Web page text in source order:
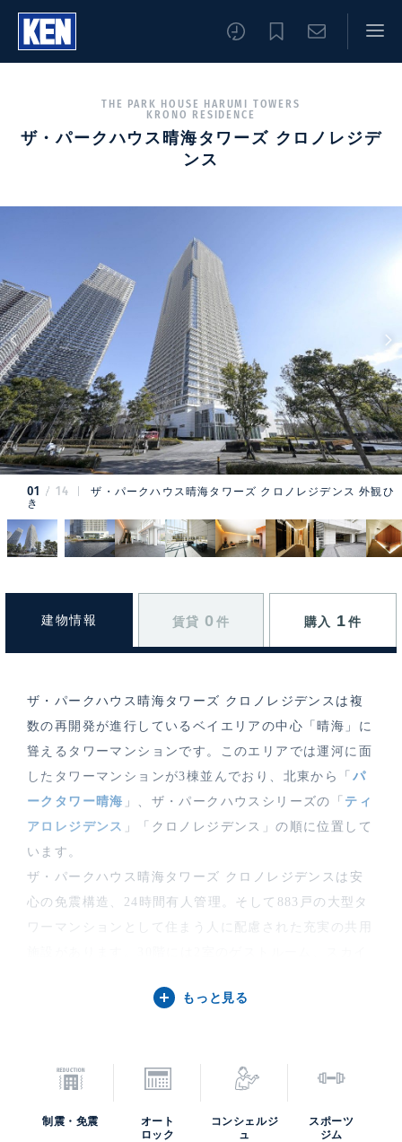
THE PARK HOUSE HARUMI TOWERS
KRONO RESIDENCE
ザ・パークハウス晴海タワーズ クロノレジデ
ンス
01 14
ザ・パークハウス晴海タワーズ クロノレジデンス 外観ひ
き
建物情報 賃貸 0 件 購入 1 件
ザ・パークハウス晴海タワーズ クロノレジデンスは複
数の再開発が進行しているベイエリアの中心「晴海」に
聳えるタワーマンションです。このエリアでは運河に面
したタワーマンションが3棟並んでおり、北東から「 パ
ークタワー晴海 」、ザ・パークハウスシリーズの「 ティ
アロレジデンス 」「クロノレジデンス」の順に位置して
います。
ザ・パークハウス晴海タワーズ クロノレジデンスは安
心の免震構造、24時間有人管理。そして883戸の大型タ
ワーマンションとして住まう人に配慮された充実の共用
ィールーム、カフェラウンジ、コンビニ、宅配クリーニ
ザ・パークハウス晴海タワーズ クロノレジデンスの立
地上の特性として東京駅中央口付近から直線距離3.5km
という土地の利便性があげられます。銀座、月島、日本
もっと見る
制震・免震
オート
ロック
コンシェルジ
ュ
スポーツ
ジム